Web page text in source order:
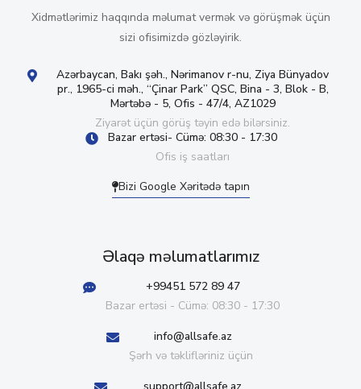
Xidmətlərimiz haqqında məlumat vermək və görüşmək üçün
sizi ofisimizdə gözləyirik.
Azərbaycan, Bakı şəh., Nərimanov r-nu, Ziya Bünyadov
pr., 1965-ci məh., “Çinar Park” QSC, Bina - 3, Blok - B,
Mərtəbə - 5, Ofis - 47/4, AZ1029
Ziyarət üçün görüş təyin edə bilərsiniz.
Bazar ertəsi- Cümə: 08:30 - 17:30
Ofis iş saatları
Bizi Google Xəritədə tapın
Əlaqə məlumatlarımız
+99451 572 89 47
Bazar ertəsi - Cümə: 08:30 - 17:30
info@allsafe.az
Şərh və təklifləriniz üçün